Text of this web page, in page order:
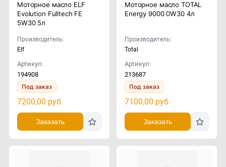
Моторное масло ELF
Evolution Fulltech FE
5W30 5л
Производитель:
Elf
Артикул:
194908
Под заказ
7200,00 руб.
Заказать
Моторное масло TOTAL
Energy 9000 0W30 4л
Производитель:
Total
Артикул:
213687
Под заказ
7100,00 руб.
Заказать